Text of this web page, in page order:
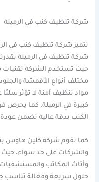
شركة تنظيف كنب في الرميلة
تتميز شركة تنظيف كنب في
شركة تنظيف في الرميلة
حيث تستخدم الشركة تقنيات
مختلف أنواع الأقمشة
مواد تنظيف آمنة لا تؤثر
كبيرة في الرميلة. كما
الكنب بدقة عالية تضمن عودة
كما تقوم شركة كلين هاوس
والشركات على حد سواء، حيث
وأثاث المكاتب والمستشفيات
حلول سريعة وفعالة تناسب